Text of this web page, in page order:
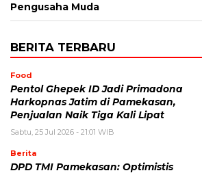
Pengusaha Muda
BERITA TERBARU
Food
Pentol Ghepek ID Jadi Primadona
Harkopnas Jatim di Pamekasan,
Penjualan Naik Tiga Kali Lipat
Sabtu, 25 Jul 2026 - 21:01 WIB
Berita
DPD TMI Pamekasan: Optimistis